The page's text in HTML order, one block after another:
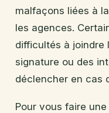
malfaçons liées à
les agences.
difficultés à joindre
signature ou des
déclencher en cas
Pour vous faire